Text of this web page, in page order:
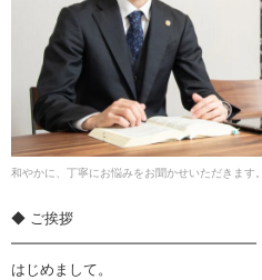
和やかに、丁寧にお悩みをお聞かせいただきます。
◆ ご挨拶
━━━━━━━━━━━━━━━━━
はじめまして。